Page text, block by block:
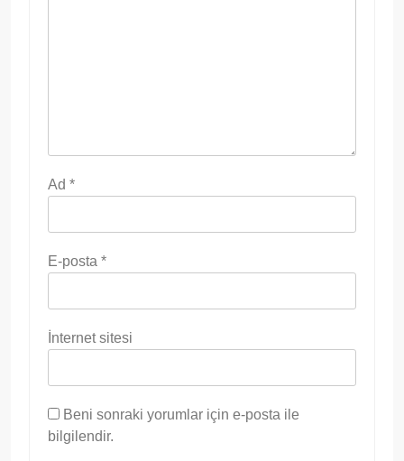
Ad *
E-posta *
İnternet sitesi
Beni sonraki yorumlar için e-posta ile
bilgilendir.